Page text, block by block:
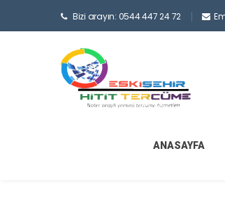
Bizi arayın: 0544 447 24 72
ANASAYFA